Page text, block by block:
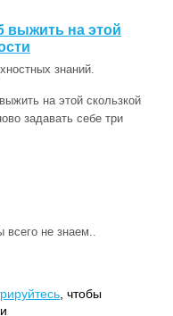
выжить на этой
знаний.
на этой скользкой
задавать себе три
не знаем..
, чтобы